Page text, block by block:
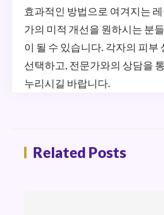
효과적인 방법으로 여겨지는
가의 미적 개선을 원하시는 분
이 될 수 있습니다. 각자의 피부
선택하고, 전문가와의 상담을
누리시길 바랍니다.
Related Posts